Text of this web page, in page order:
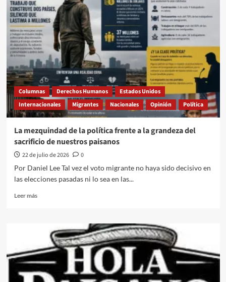
identidad
cruza
la
frontera,
Zacatecas
nunca
se
va:
Ulises
Mejia
Haro,
diputado
Columnas Derechos Humanos
Estados Unidos
Internacionales
Migrantes Nacionales Opinión Política
La mezquindad de la política frente a la grandeza del
sacrificio de nuestros paisanos
22 de julio de 2026
0
Por Daniel Lee Tal vez el voto migrante no haya sido decisivo en
las elecciones pasadas ni lo sea en las...
Leer másLeer
mezquindad
la
política
frente